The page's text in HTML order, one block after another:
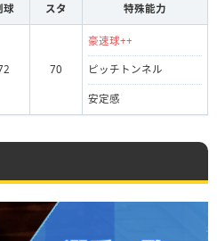
球 スタ 特殊能力
70
豪速球++
ピッチトンネル
安定感